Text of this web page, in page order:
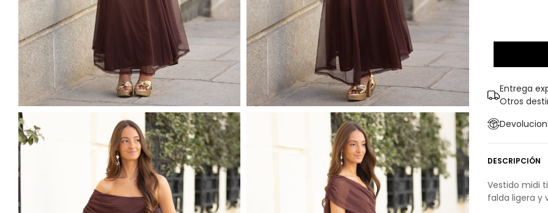
Entrega
Otros
DESCRIPCIÓN
Vestido midi
falda ligera y